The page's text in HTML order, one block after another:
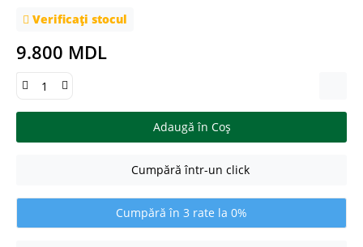
Verificați stocul
9.800 MDL
Adaugă în Coş
Cumpără într-un click
Cumpără în 3 rate la 0%